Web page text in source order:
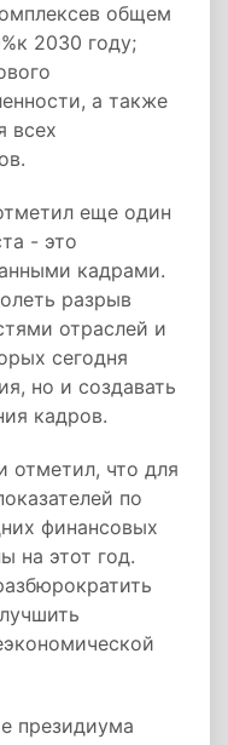
общем
2030 году;
а также
всех
еще один
- это
кадрами.
разрыв
отраслей и
сегодня
но и создавать
кадров.
отметил, что для
по
финансовых
на этот год.
президиума